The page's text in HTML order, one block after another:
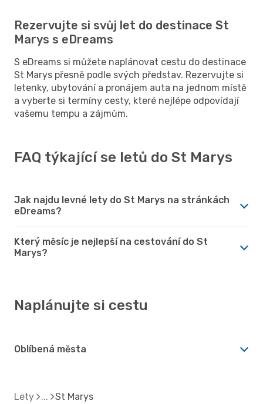
Rezervujte si svůj let do destinace St
Marys s eDreams
S eDreams si můžete naplánovat cestu do destinace
St Marys přesně podle svých představ. Rezervujte si
letenky, ubytování a pronájem auta na jednom místě
a vyberte si termíny cesty, které nejlépe odpovídají
vašemu tempu a zájmům.
FAQ týkající se letů do St Marys
Jak najdu levné lety do St Marys na stránkách
eDreams?
Který měsíc je nejlepší na cestování do St
Marys?
Naplánujte si cestu
Oblíbená města
Lety St Marys